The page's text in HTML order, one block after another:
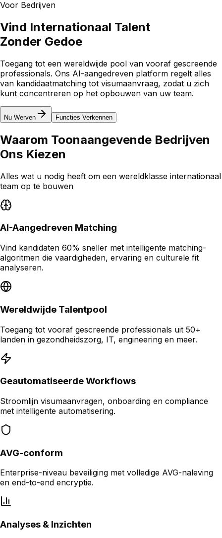
Voor Bedrijven
Vind Internationaal Talent
Zonder Gedoe
Toegang tot een wereldwijde pool van vooraf gescreende
professionals. Ons AI-aangedreven platform regelt alles
van kandidaatmatching tot visumaanvraag, zodat u zich
kunt concentreren op het opbouwen van uw team.
Nu Werven Functies Verkennen
Waarom Toonaangevende Bedrijven
Ons Kiezen
Alles wat u nodig heeft om een wereldklasse internationaal
team op te bouwen
AI-Aangedreven Matching
Vind kandidaten 60% sneller met intelligente matching-
algoritmen die vaardigheden, ervaring en culturele fit
analyseren.
Wereldwijde Talentpool
Toegang tot vooraf gescreende professionals uit 50+
landen in gezondheidszorg, IT, engineering en meer.
Geautomatiseerde Workflows
Stroomlijn visumaanvragen, onboarding en compliance
met intelligente automatisering.
AVG-conform
Enterprise-niveau beveiliging met volledige AVG-naleving
en end-to-end encryptie.
Analyses & Inzichten